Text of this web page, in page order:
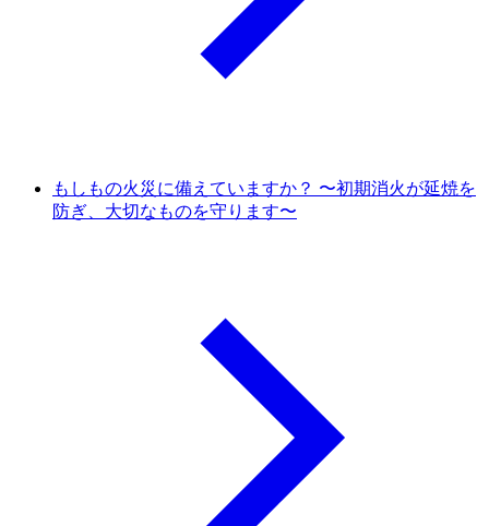
もしもの火災に備えていますか？ 〜初期消火が延焼を
防ぎ、大切なものを守ります〜